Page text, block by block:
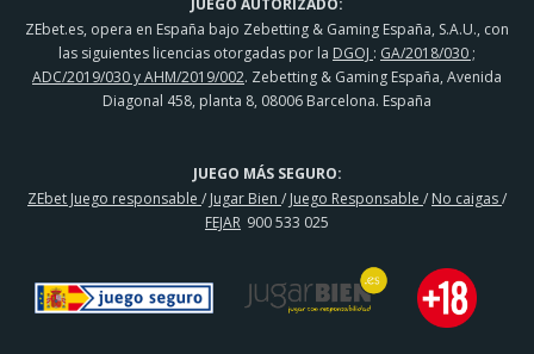
JUEGO AUTORIZADO:
ZEbet.es, opera en España bajo Zebetting & Gaming España, S.A.U., con
las siguientes licencias otorgadas por la DGOJ : GA/2018/030 ;
ADC/2019/030 y AHM/2019/002. Zebetting & Gaming España, Avenida
Diagonal 458, planta 8, 08006 Barcelona. España
JUEGO MÁS SEGURO:
ZEbet Juego responsable / Jugar Bien / Juego Responsable / No caigas/
FEJAR 900 533 025